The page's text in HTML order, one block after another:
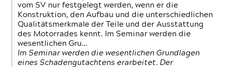
vom SV nur festgelegt werden, wenn er die
Konstruktion, den Aufbau und die unterschiedlichen
Qualitätsmerkmale der Teile und der Ausstattung
des Motorrades kennt. Im Seminar werden die
wesentlichen Gru…
Im Seminar werden die wesentlichen Grundlagen
eines Schadengutachtens erarbeitet. Der